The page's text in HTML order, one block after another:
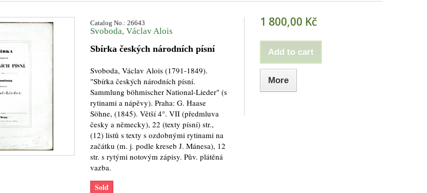
Catalog No.: 26643
Svoboda, Václav Alois
Sbírka českých národních písní
Svoboda, Václav Alois (1791-1849).
"Sbírka českých národních písní.
Sammlung böhmischer National-Lieder" (s
rytinami a nápěvy). Praha: G. Haase
Söhne, (1845). Větší 4°. VII (předmluva
česky a německy), 22 (texty písní) str.,
(12) listů s texty s ozdobnými rytinami na
začátku (m. j. podle kreseb J. Mánesa), 12
str. s rytými notovým zápisy. Pův. plátěná
vazba.
Sold
1 800,00 Kč
Add to cart
More